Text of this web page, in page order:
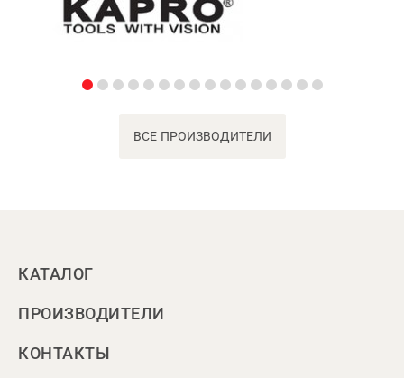
ВСЕ ПРОИЗВОДИТЕЛИ
КАТАЛОГ
ПРОИЗВОДИТЕЛИ
КОНТАКТЫ